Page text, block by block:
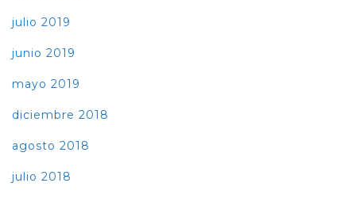
julio 2019
junio 2019
mayo 2019
diciembre 2018
agosto 2018
julio 2018